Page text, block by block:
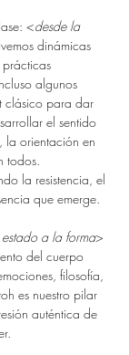
<desde la
dinámicas
algunos
clásico para dar
el sentido
la orientación en
todos.
la resistencia, el
que emerge.
a la forma>
del cuerpo
filosofía,
es nuestro pilar
auténtica de